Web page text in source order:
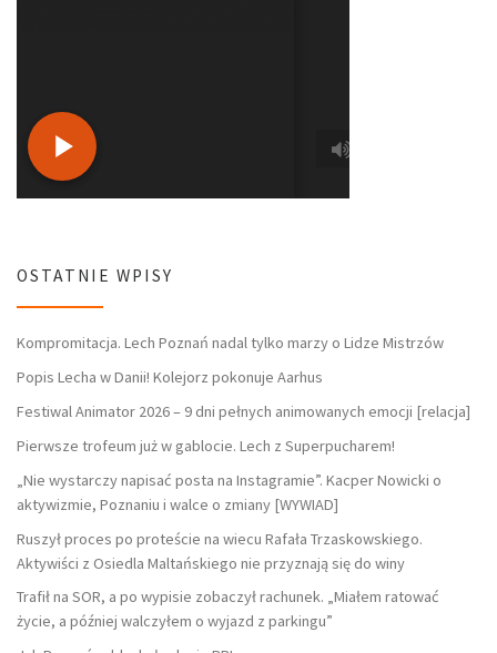
OSTATNIE WPISY
Kompromitacja. Lech Poznań nadal tylko marzy o Lidze Mistrzów
Popis Lecha w Danii! Kolejorz pokonuje Aarhus
Festiwal Animator 2026 – 9 dni pełnych animowanych emocji [relacja]
Pierwsze trofeum już w gablocie. Lech z Superpucharem!
„Nie wystarczy napisać posta na Instagramie”. Kacper Nowicki o
aktywizmie, Poznaniu i walce o zmiany [WYWIAD]
Ruszył proces po proteście na wiecu Rafała Trzaskowskiego.
Aktywiści z Osiedla Maltańskiego nie przyznają się do winy
Trafił na SOR, a po wypisie zobaczył rachunek. „Miałem ratować
życie, a później walczyłem o wyjazd z parkingu”